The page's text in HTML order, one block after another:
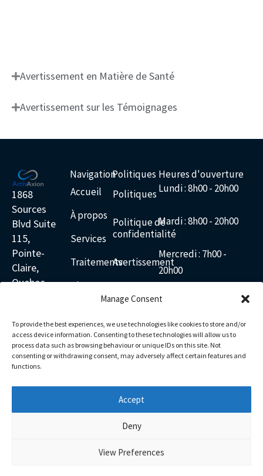
Manage Consent
To provide the best experiences, we use technologies like cookies to store and/or
access device information. Consenting to these technologies will allow us to
process data such as browsing behaviour or unique IDs on this site. Not
consenting or withdrawing consent, may adversely affect certain features and
functions.
Accept
Deny
View Preferences
Avertissement en Matière de Santé
Avertissement sur les Témoignages
1868
Sources
Blvd Suite
115,
Pointe-
Claire,
Quebec
438-
601-
2277
Navigation
Accueil
À propos
Services
Traitements
Blogs
Politiques
Politiques
Politique de
confidentialité
Avertissement
d’utilisation
Heures d'ouverture
Lundi : 8h00 - 20h00
Mardi : 8h00 - 20h00
Mercredi : 7h00 -
20h00
Jeudi
Vendredi : 6h00 -
18h30
Samedi : 8h00 - 14h00